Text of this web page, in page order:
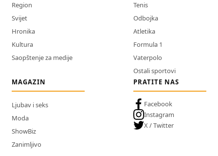
Region
Svijet
Hronika
Kultura
Saopštenje za medije
Tenis
Odbojka
Atletika
Formula 1
Vaterpolo
Ostali sportovi
MAGAZIN
Ljubav i seks
Moda
ShowBiz
Zanimljivo
PRATITE NAS
Facebook
Instagram
X / Twitter